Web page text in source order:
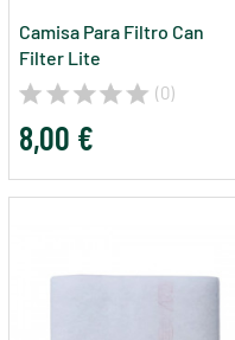
Camisa Para Filtro Can
Filter Lite
(0)
8,00 €